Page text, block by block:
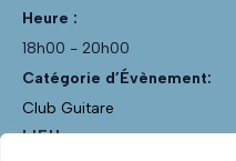
Heure :
18h00 - 20h00
Catégorie d’Évènement:
Club Guitare
LIEU